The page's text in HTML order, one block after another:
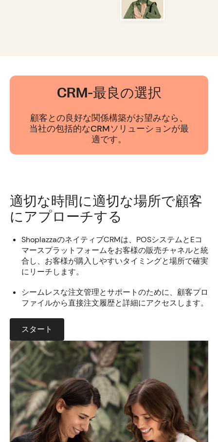
CRM-最良の選択
顧客との良好な関係構築がお望みなら、
当社の包括的なCRMソリューションが最
適です。
適切な時間に適切な場所で顧客
にアプローチする
ShoplazzaのネイティブCRMは、POSシステムとEコ
マースプラットフォームをお客様の販売チャネルと統
合し、お客様が購入しやすいタイミングと場所で確実
にリーチします。
シームレスな注文管理とサポートのために、顧客プロ
ファイルから直接注文履歴と詳細にアクセスします。
スタート